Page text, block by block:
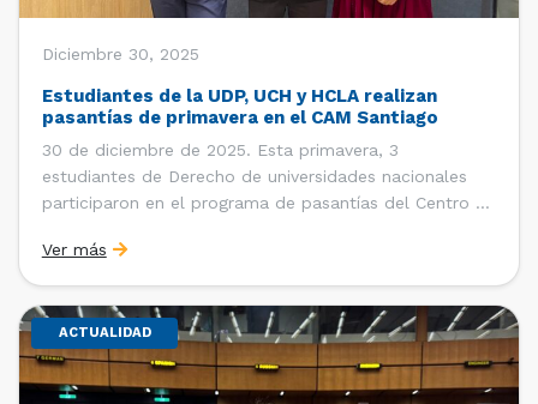
Diciembre 30, 2025
Estudiantes de la UDP, UCH y HCLA realizan
pasantías de primavera en el CAM Santiago
30 de diciembre de 2025. Esta primavera, 3
estudiantes de Derecho de universidades nacionales
participaron en el programa de pasantías del Centro de
de Santiago (CCS). Entre el 3 de noviembre y el 30 de
diciembre realizaron su pasantía Ingrid Ivania […]
Ver más
ACTUALIDAD